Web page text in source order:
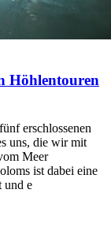
Höhlentouren
erschlossenen
uns, die wir mit
Meer
ist dabei eine
und e